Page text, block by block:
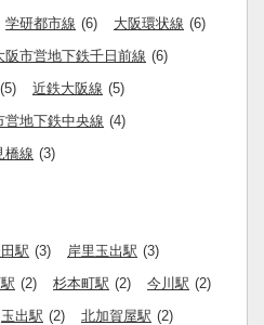
学研都市線 (6) 大阪環状線 (6)
阪市営地下鉄千日前線 (6)
(5) 近鉄大阪線 (5)
営地下鉄中央線 (4)
橋線 (3)
駅 (3) 岸里玉出駅 (3)
(2) 杉本町駅 (2) 今川駅 (2)
玉出駅 (2) 北加賀屋駅 (2)